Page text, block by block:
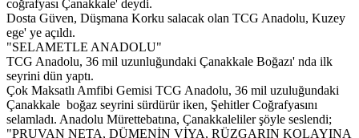
coğrafyası Çanakkale' deydi.
Dosta Güven, Düşmana Korku salacak olan TCG Anadolu, Kuzey
ege' ye açıldı.
"SELAMETLE ANADOLU"
TCG Anadolu, 36 mil uzunluğundaki Çanakkale Boğazı' nda ilk
seyrini dün yaptı.
Çok Maksatlı Amfibi Gemisi TCG Anadolu, 36 mil uzuluğundaki
Çanakkale boğaz seyrini sürdürür iken, Şehitler Coğrafyasını
selamladı. Anadolu Mürettebatına, Çanakkaleliler şöyle seslendi;
"PRUVAN NETA, DÜMENİN VİYA, RÜZGARIN KOLAYINA